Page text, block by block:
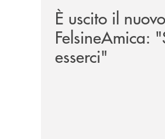
È uscito il
FelsineAmica:
esserci"